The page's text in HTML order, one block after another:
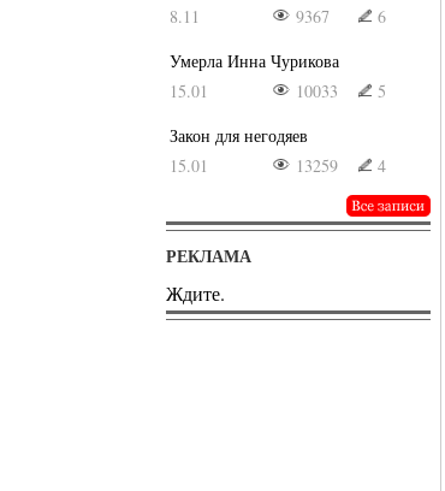
8.11
9367
6
Умерла Инна Чурикова
15.01
10033
5
Закон для негодяев
15.01
13259 4
РЕКЛАМА
Ждите.